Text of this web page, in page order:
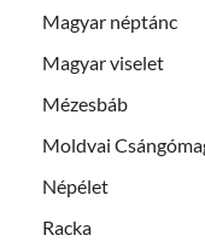
Magyar néptánc
Magyar viselet
Mézesbáb
Moldvai
Népélet
Racka